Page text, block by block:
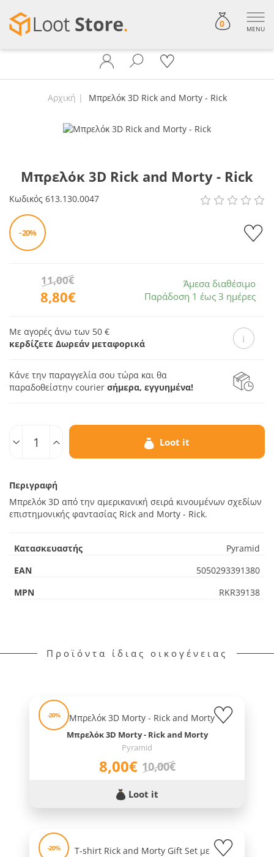
0 MENU
Αρχική Μπρελόκ 3D Rick and Morty - Rick
Μπρελόκ 3D Rick and Morty - Rick
Κωδικός 613.130.0047
- 20%
8,80€
11,00€
Άμεσα διαθέσιμο
Παράδοση 1 έως 3 ημέρες
Με αγορές άνω των 50 €
κερδίζετε Δωρεάν μεταφορικά
Κάνε την παραγγελία σου τώρα και θα
παραδοθείστην courier σήμερα, εγγυημένα!
Loot it
Περιγραφή
Μπρελόκ 3D από την αμερικανική σειρά κινουμένων σχεδίων
επιστημονικής φαντασίας Rick and Morty - Rick.
Κατασκευαστής
Pyramid
EAN
5050293391380
MPN
RKR39138
Προϊόντα ίδιας οικογένειας
-20%
Μπρελόκ 3D Morty - Rick and Morty
Pyramid
8,00€ 10,00€
Loot it
-20%